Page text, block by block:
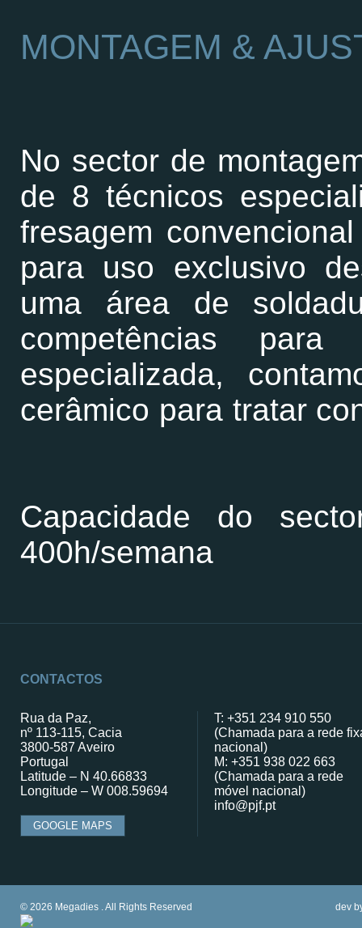
MONTAGEM &
No sector de
de 8 técnicos
fresagem
para uso exclusivo
uma área de
competências
especializada,
cerâmico para tratar
Capacidade do
400h/semana
CONTACTOS
Rua da Paz,
nº 113-115, Cacia
3800-587 Aveiro
Portugal
Latitude – N 40.66833
Longitude – W 008.59694
GOOGLE MAPS
T: +351 234 910 550
(Chamada para a rede
nacional)
M: +351 938 022 663
(Chamada para a rede
móvel nacional)
info@pjf.pt
© 2026 Megadies . All Rights Reserved dev